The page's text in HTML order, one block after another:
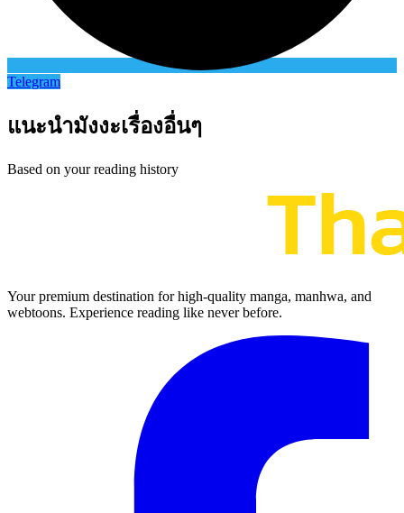
Telegram
แนะนำมังงะเรื่องอื่นๆ
Based on your reading history
Your premium destination for high-quality manga, manhwa, and
webtoons. Experience reading like never before.